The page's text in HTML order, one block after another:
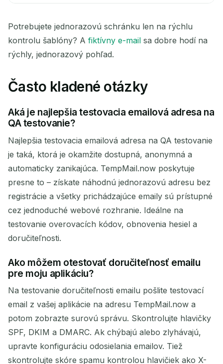
Potrebujete jednorazovú schránku len na rýchlu
kontrolu šablóny? A fiktívny e-mail sa dobre hodí na
rýchly, jednorazový pohľad.
Často kladené otázky
Aká je najlepšia testovacia emailová adresa na
QA testovanie?
Najlepšia testovacia emailová adresa na QA testovanie
je taká, ktorá je okamžite dostupná, anonymná a
automaticky zanikajúca. TempMail.now poskytuje
presne to – získate náhodnú jednorazovú adresu bez
registrácie a všetky prichádzajúce emaily sú prístupné
cez jednoduché webové rozhranie. Ideálne na
testovanie overovacích kódov, obnovenia hesiel a
doručiteľnosti.
Ako môžem otestovať doručiteľnosť emailu
pre moju aplikáciu?
Na testovanie doručiteľnosti emailu pošlite testovací
email z vašej aplikácie na adresu TempMail.now a
potom zobrazte surovú správu. Skontrolujte hlavičky
SPF, DKIM a DMARC. Ak chýbajú alebo zlyhávajú,
upravte konfiguráciu odosielania emailov. Tiež
skontrolujte skóre spamu kontrolou hlavičiek ako X-